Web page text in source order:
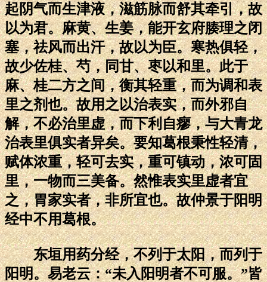
起阴气而生津液，滋筋脉而舒其牵引，故
以为君。麻黄、生姜，能开玄府腠理之闭
塞，祛风而出汗，故以为臣。寒热俱轻，
故少佐桂、芍，同甘、枣以和里。此于
麻、桂二方之间，衡其轻重，而为调和表
里之剂也。故用之以治表实，而外邪自
解，不必治里虚，而下利自瘳，与大青龙
治表里俱实者异矣。要知葛根秉性轻清，
赋体浓重，轻可去实，重可镇动，浓可固
里，一物而三美备。然惟表实里虚者宜
之，胃家实者，非所宜也。故仲景于阳明
经中不用葛根。
东垣用药分经，不列于太阳，而列于
阳明。易老云：“未入阳明者不可服。”皆